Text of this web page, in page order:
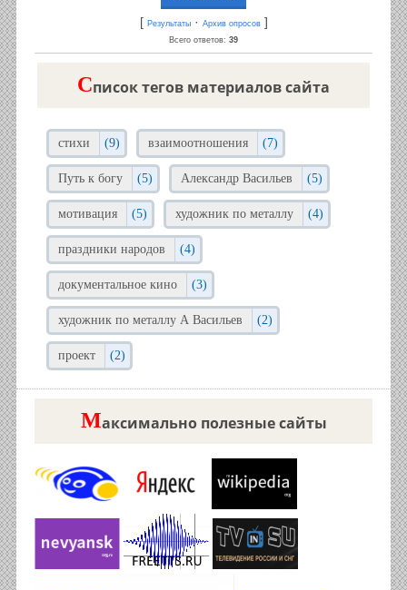
[ Результаты· Архив опросов]
Всего ответов: 39
Cписок тегов материалов сайта
стихи (9) взаимоотношения (7)
Путь к богу (5) Александр Васильев (5)
мотивация (5) художник по металлу (4)
праздники народов (4)
документальное кино (3)
художник по металлу А Васильев (2)
проект (2)
Максимально полезные сайты